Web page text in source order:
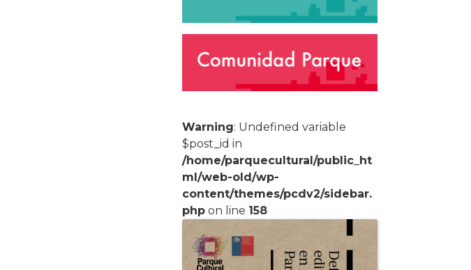
Warning: Undefined variable
$post_id in
/home/parquecultural/public_ht
ml/web-old/wp-
content/themes/pcdv2/sidebar.
php on line 158